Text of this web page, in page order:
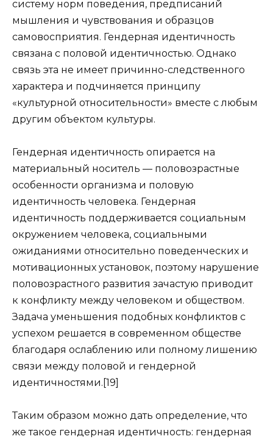
систему норм поведения, предписаний
мышления и чувствования и образцов
самовосприятия. Гендерная идентичность
связана с половой идентичностью. Однако
связь эта не имеет причинно-следственного
характера и подчиняется принципу
«культурной относительности» вместе с любым
другим объектом культуры.
Гендерная идентичность опирается на
материальный носитель — половозрастные
особенности организма и половую
идентичность человека. Гендерная
идентичность поддерживается социальным
окружением человека, социальными
ожиданиями относительно поведенческих и
мотивационных установок, поэтому нарушение
половозрастного развития зачастую приводит
к конфликту между человеком и обществом.
Задача уменьшения подобных конфликтов с
успехом решается в современном обществе
благодаря ослаблению или полному лишению
связи между половой и гендерной
идентичностями.[19]
Таким образом можно дать определение, что
же такое гендерная идентичность: гендерная